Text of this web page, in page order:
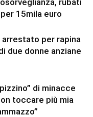
15mila euro
per rapina
due donne anziane
di minacce
toccare più mia